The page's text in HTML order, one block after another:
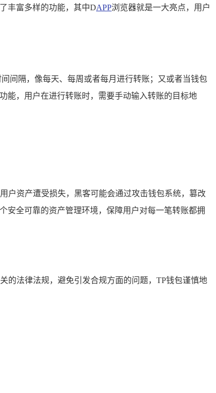
丰富多样的功能，其中DAPP浏览器就是一大亮点，用户
间隔，像每天、每周或者每月进行转账；又或者当钱包
能，用户在进行转账时，需要手动输入转账的目标地
户资产遭受损失，黑客可能会通过攻击钱包系统，篡改
安全可靠的资产管理环境，保障用户对每一笔转账都拥
的法律法规，避免引发合规方面的问题，TP钱包谨慎地